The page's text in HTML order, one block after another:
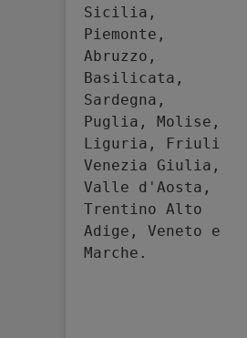
Sicilia,
Piemonte,
Abruzzo,
Basilicata,
Sardegna,
Puglia, Molise,
Liguria, Friuli
Venezia Giulia,
Valle d'Aosta,
Trentino Alto
Adige, Veneto e
Marche.